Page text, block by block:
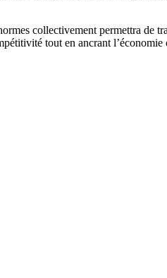
collectivement permettra de
tout en ancrant